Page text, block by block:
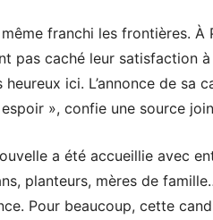
franchi les frontières. À
pas caché leur satisfaction
heureux ici. L’annonce de sa
», confie une source
a été accueillie avec
planteurs, mères de
Pour beaucoup, cette